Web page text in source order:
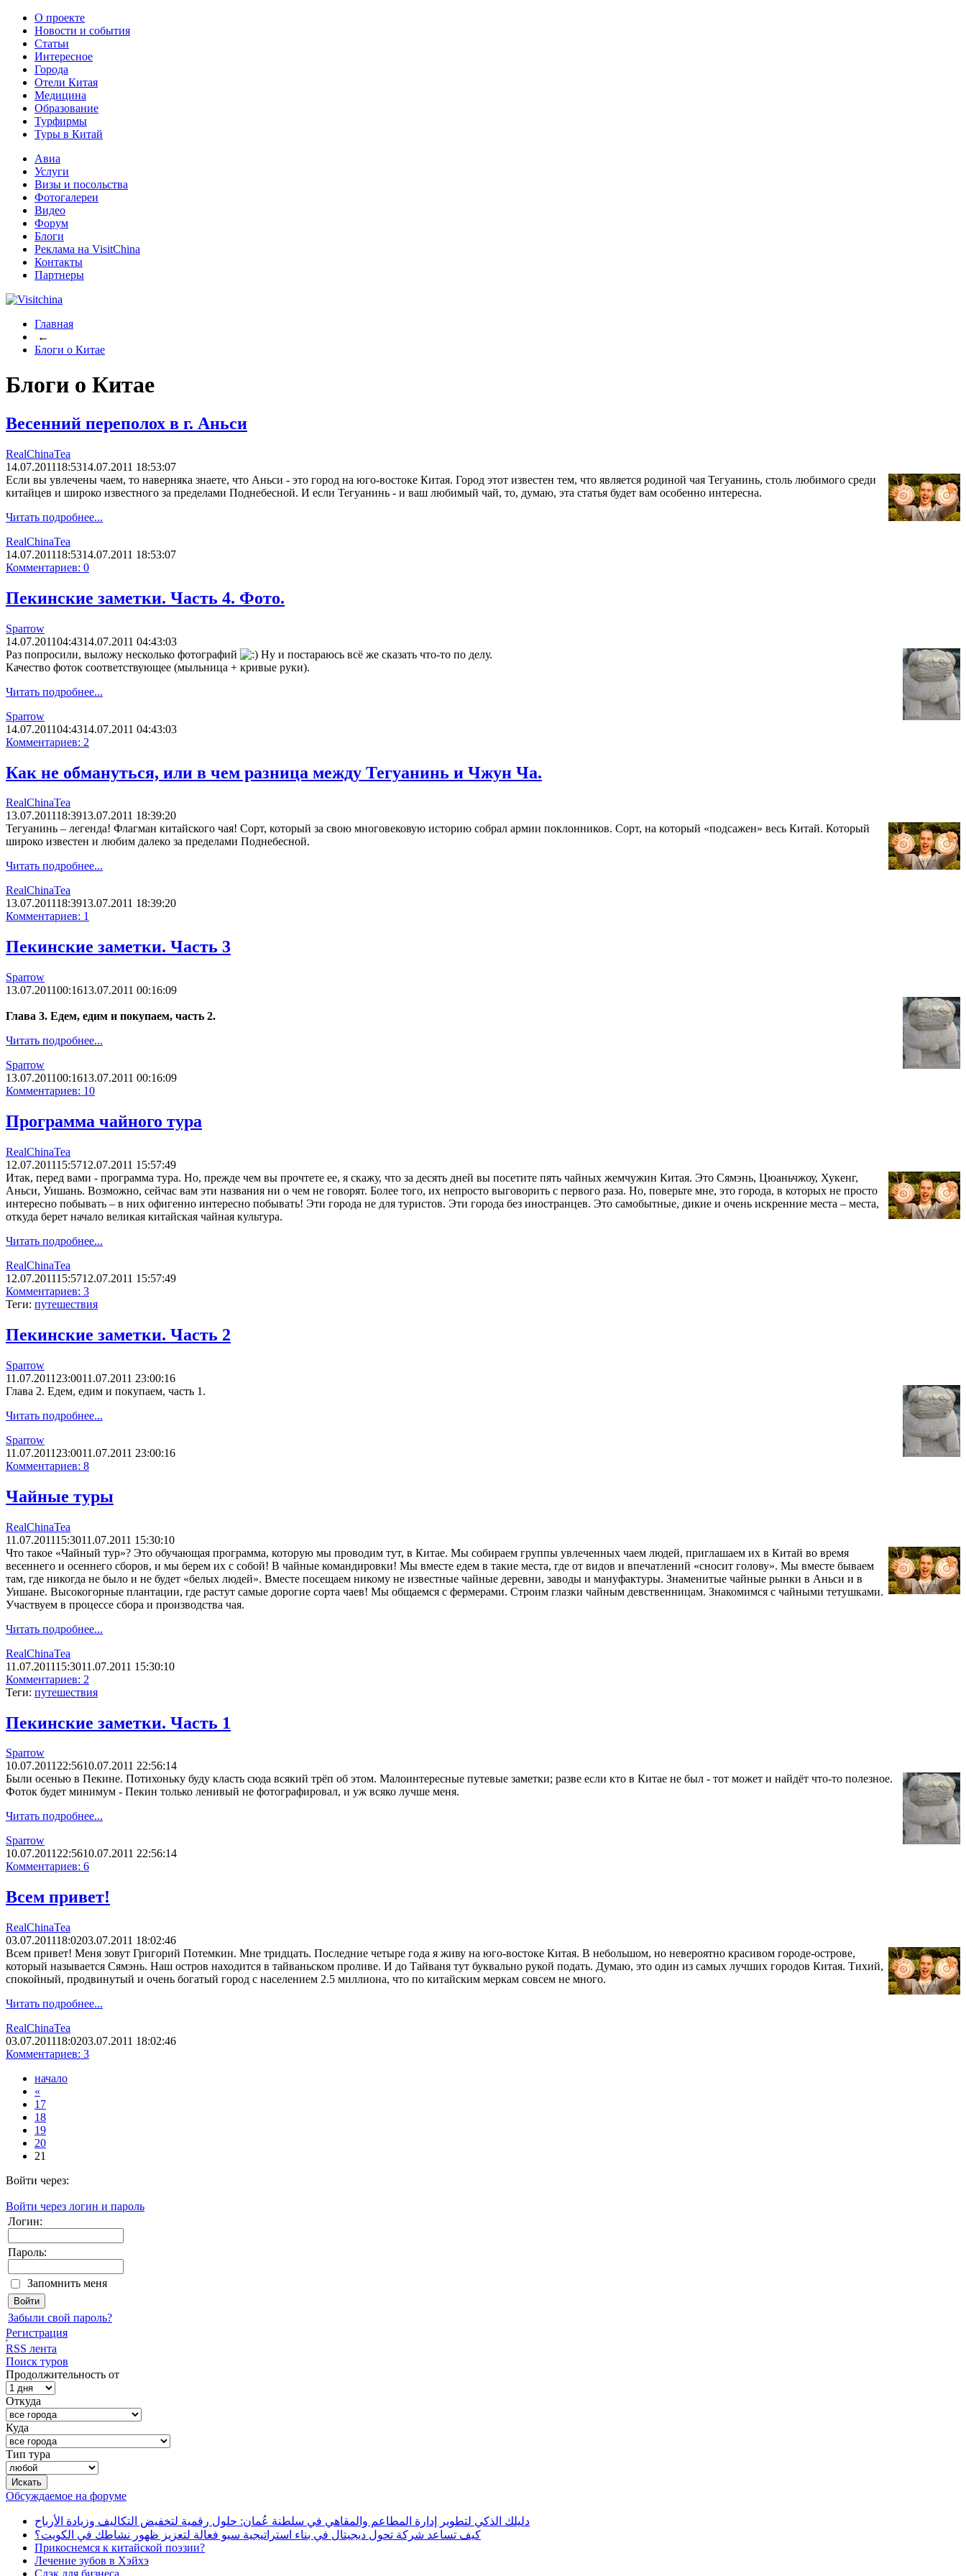
О проекте
Новости и события
Статьи
Интересное
Города
Отели Китая
Медицина
Образование
Турфирмы
Туры в Китай
Авиа
Услуги
Визы и посольства
Фотогалереи
Видео
Форум
Блоги
Реклама на VisitChina
Контакты
Партнеры
Главная
←
Блоги о Китае
Блоги о Китае
Весенний переполох в г. Аньси
RealChinaTea
14.07.201118:5314.07.2011 18:53:07
Если вы увлечены чаем, то наверняка знаете, что Аньси - это город на юго-востоке Китая. Город этот известен тем, что является родиной чая Тегуанинь, столь любимого среди
китайцев и широко известного за пределами Поднебесной. И если Тегуанинь - и ваш любимый чай, то, думаю, эта статья будет вам особенно интересна.
Читать подробнее...
RealChinaTea
14.07.201118:5314.07.2011 18:53:07
Комментариев: 0
Пекинские заметки. Часть 4. Фото.
Sparrow
14.07.201104:4314.07.2011 04:43:03
Раз попросили, выложу несколько фотографий
Ну и постараюсь всё же сказать что-то по делу.
Качество фоток соответствующее (мыльница + кривые руки).
Читать подробнее...
Sparrow
14.07.201104:4314.07.2011 04:43:03
Комментариев: 2
Как не обмануться, или в чем разница между Тегуанинь и Чжун Ча.
RealChinaTea
13.07.201118:3913.07.2011 18:39:20
Тегуанинь – легенда! Флагман китайского чая! Сорт, который за свою многовековую историю собрал армии поклонников. Сорт, на который «подсажен» весь Китай. Который
широко известен и любим далеко за пределами Поднебесной.
Читать подробнее...
RealChinaTea
13.07.201118:3913.07.2011 18:39:20
Комментариев: 1
Пекинские заметки. Часть 3
Sparrow
13.07.201100:1613.07.2011 00:16:09
Глава 3. Едем, едим и покупаем, часть 2.
Читать подробнее...
Sparrow
13.07.201100:1613.07.2011 00:16:09
Комментариев: 10
Программа чайного тура
RealChinaTea
12.07.201115:5712.07.2011 15:57:49
Итак, перед вами - программа тура. Но, прежде чем вы прочтете ее, я скажу, что за десять дней вы посетите пять чайных жемчужин Китая. Это Сямэнь, Цюаньчжоу, Хукенг,
Аньси, Уишань. Возможно, сейчас вам эти названия ни о чем не говорят. Более того, их непросто выговорить с первого раза. Но, поверьте мне, это города, в которых не просто
интересно побывать – в них офигенно интересно побывать! Эти города не для туристов. Эти города без иностранцев. Это самобытные, дикие и очень искренние места – места,
откуда берет начало великая китайская чайная культура.
Читать подробнее...
RealChinaTea
12.07.201115:5712.07.2011 15:57:49
Комментариев: 3
Теги: путешествия
Пекинские заметки. Часть 2
Sparrow
11.07.2011 23:0011.07.2011 23:00:16
Глава 2. Едем, едим и покупаем, часть 1.
Читать подробнее...
Sparrow
11.07.2011 23:0011.07.2011 23:00:16
Комментариев: 8
Чайные туры
RealChinaTea
11.07.201115:3011.07.2011 15:30:10
Что такое «Чайный тур»? Это обучающая программа, которую мы проводим тут, в Китае. Мы собираем группы увлеченных чаем людей, приглашаем их в Китай во время
весеннего и осеннего сборов, и мы берем их с собой! В чайные командировки! Мы вместе едем в такие места, где от видов и впечатлений «сносит голову». Мы вместе бываем
там, где никогда не было и не будет «белых людей». Вместе посещаем никому не известные чайные деревни, заводы и мануфактуры. Знаменитые чайные рынки в Аньси и в
Уишане. Высокогорные плантации, где растут самые дорогие сорта чаев! Мы общаемся с фермерами. Строим глазки чайным девственницам. Знакомимся с чайными тетушками.
Участвуем в процессе сбора и производства чая.
Читать подробнее...
RealChinaTea
11.07.201115:3011.07.2011 15:30:10
Комментариев: 2
Теги: путешествия
Пекинские заметки. Часть 1
Sparrow
10.07.201122:5610.07.2011 22:56:14
Были осенью в Пекине. Потихоньку буду класть сюда всякий трёп об этом. Малоинтересные путевые заметки; разве если кто в Китае не был - тот может и найдёт что-то полезное.
Фоток будет минимум - Пекин только ленивый не фотографировал, и уж всяко лучше меня.
Читать подробнее...
Sparrow
10.07.201122:5610.07.2011 22:56:14
Комментариев: 6
Всем привет!
RealChinaTea
03.07.201118:0203.07.2011 18:02:46
Всем привет! Меня зовут Григорий Потемкин. Мне тридцать. Последние четыре года я живу на юго-востоке Китая. В небольшом, но невероятно красивом городе-острове,
который называется Сямэнь. Наш остров находится в тайваньском проливе. И до Тайваня тут буквально рукой подать. Думаю, это один из самых лучших городов Китая. Тихий,
спокойный, продвинутый и очень богатый город с населением 2.5 миллиона, что по китайским меркам совсем не много.
Читать подробнее...
RealChinaTea
03.07.201118:0203.07.2011 18:02:46
Комментариев: 3
начало
«
17
18
19
20
21
Войти через:
Войти через логин и пароль
Логин:
Пароль:
Запомнить меня
Забыли свой пароль?
Регистрация
RSS лента
Поиск туров
Продолжительность от
Откуда
Куда
Тип тура
Обсуждаемое на форуме
دليلك الذكي لتطوير إدارة المطاعم والمقاهي في سلطنة عُمان: حلول رقمية لتخفيض التكاليف وزيادة الأرباح
كيف تساعد شركة تحول ديجيتال في بناء استراتيجية سيو فعالة لتعزيز ظهور نشاطك في الكويت؟
Прикоснемся к китайской поэзии?
Лечение зубов в Хэйхэ